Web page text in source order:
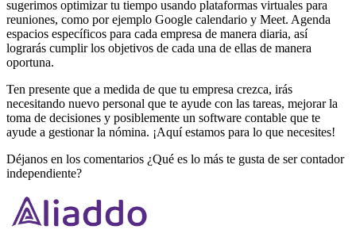
sugerimos optimizar tu tiempo usando plataformas virtuales para
reuniones, como por ejemplo Google calendario y Meet. Agenda
espacios específicos para cada empresa de manera diaria, así
lograrás cumplir los objetivos de cada una de ellas de manera
oportuna.
Ten presente que a medida de que tu empresa crezca, irás
necesitando nuevo personal que te ayude con las tareas, mejorar la
toma de decisiones y posiblemente un software contable que te
ayude a gestionar la nómina. ¡Aquí estamos para lo que necesites!
Déjanos en los comentarios ¿Qué es lo más te gusta de ser contador
independiente?